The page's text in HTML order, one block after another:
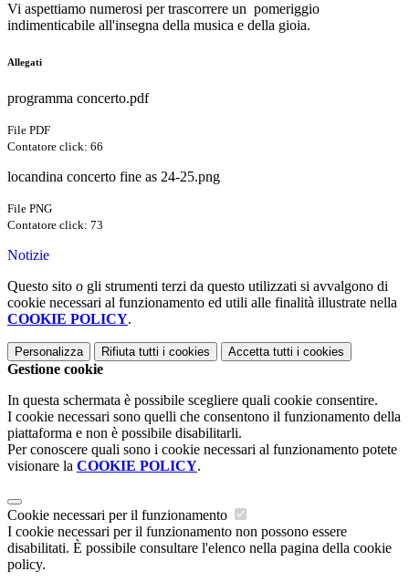
Vi aspettiamo numerosi per trascorrere un pomeriggio
indimenticabile all'insegna della musica e della gioia.
Allegati
programma concerto.pdf
File PDF
Contatore click: 66
locandina concerto fine as 24-25.png
File PNG
Contatore click: 73
Notizie
Questo sito o gli strumenti terzi da questo utilizzati si avvalgono di
cookie necessari al funzionamento ed utili alle finalità illustrate nella
COOKIE POLICY.
Personalizza Rifiuta tutti i cookies Accetta tutti i cookies
Gestione cookie
In questa schermata è possibile scegliere quali cookie consentire.
I cookie necessari sono quelli che consentono il funzionamento della
piattaforma e non è possibile disabilitarli.
Per conoscere quali sono i cookie necessari al funzionamento potete
visionare la COOKIE POLICY.
Cookie necessari per il funzionamento
I cookie necessari per il funzionamento non possono essere
disabilitati. È possibile consultare l'elenco nella pagina della cookie
policy.